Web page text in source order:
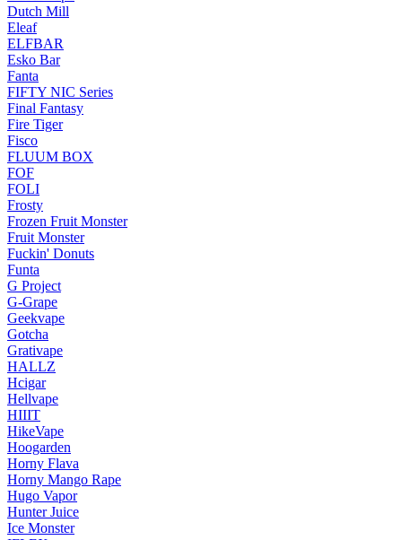
Dutch Mill
Eleaf
ELFBAR
Esko Bar
Fanta
FIFTY NIC Series
Final Fantasy
Fire Tiger
Fisco
FLUUM BOX
FOF
FOLI
Frosty
Frozen Fruit Monster
Fruit Monster
Fuckin' Donuts
Funta
G Project
G-Grape
Geekvape
Gotcha
Grativape
HALLZ
Hcigar
Hellvape
HIIIT
HikeVape
Hoogarden
Horny Flava
Horny Mango Rape
Hugo Vapor
Hunter Juice
Ice Monster